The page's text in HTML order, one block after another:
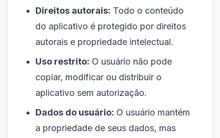
Direitos autorais: Todo o conteúdo
do aplicativo é protegido por direitos
autorais e propriedade intelectual.
Uso restrito: O usuário não pode
copiar, modificar ou distribuir o
aplicativo sem autorização.
Dados do usuário: O usuário mantém
a propriedade de seus dados, mas